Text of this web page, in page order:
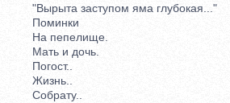
"Вырыта заступом яма глубокая..."
Поминки
На пепелище.
Мать и дочь.
Погост..
Жизнь..
Собрату..